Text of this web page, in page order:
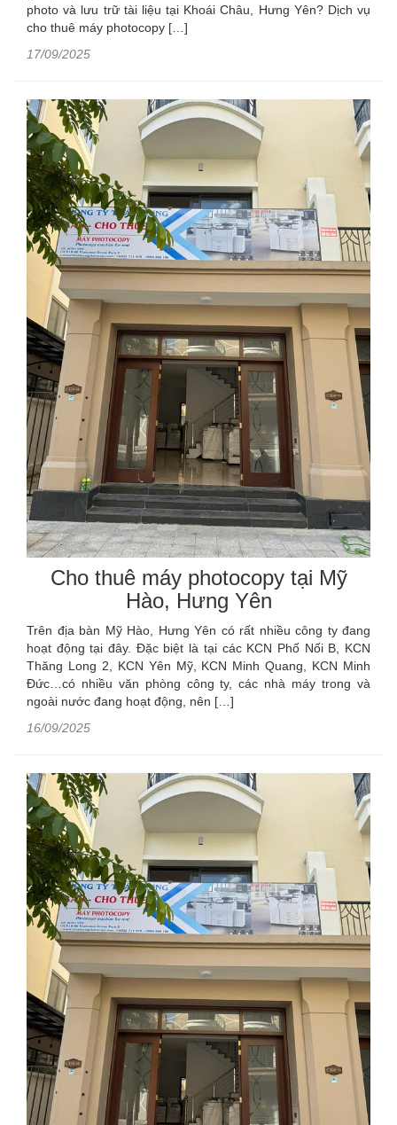
photo và lưu trữ tài liệu tại Khoái Châu, Hưng Yên? Dịch vụ
cho thuê máy photocopy […]
17/09/2025
Cho thuê máy photocopy tại Mỹ
Hào, Hưng Yên
Trên địa bàn Mỹ Hào, Hưng Yên có rất nhiều công ty đang
hoạt động tại đây. Đặc biệt là tại các KCN Phố Nối B, KCN
Thăng Long 2, KCN Yên Mỹ, KCN Minh Quang, KCN Minh
Đức…có nhiều văn phòng công ty, các nhà máy trong và
ngoài nước đang hoạt động, nên […]
16/09/2025